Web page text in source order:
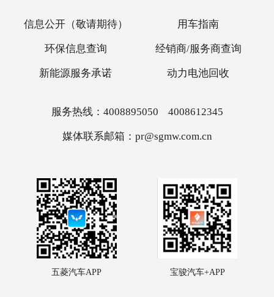
信息公开（敬请期待） 用车指南
环保信息查询 经销商/服务商查询
新能源服务承诺 动力电池回收
服务热线：4008895050 4008612345
媒体联系邮箱：pr@sgmw.com.cn
五菱汽车APP 宝骏汽车+APP